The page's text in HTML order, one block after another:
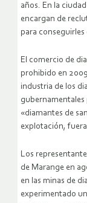
años. En la
encargan de
para
El comercio de
prohibido en
industria de los
gubernamentales
«diamantes de
explotación,
Los
de Marange en
en las minas de
experimentado